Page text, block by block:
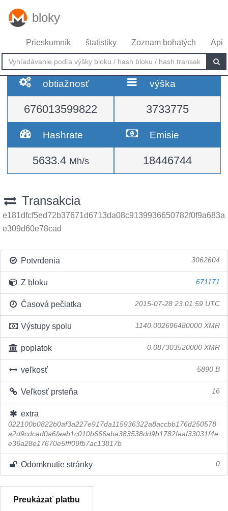
bloky
Prieskumník štatistiky Zoznam bohatých Api
obtiažnosť
676013599822
výška
3733775
Hashrate
5633.4 Mh/s
Emisie
18446744
Transakcia
e181dfcf5ed72b37671d6713da08c9139936650782f0f9a683a
e309d60e78cad
Potvrdenia 3062604
Z bloku 671171
Časová pečiatka 2015-07-28 23:01:59 UTC
Výstupy spolu 1140.002696480000 XMR
poplatok 0.087303520000 XMR
veľkosť 5890 B
Veľkosť prsteňa 16
extra
022100b0822b0af3a227e917da115936322a8accbb176d250578
a2d9cdcad0a6faab1c010b666aba383538dd9b1782faaf33031f4e
e36a28e17670e5fff09fb7ac13817b
Odomknutie stránky 0
Preukázať platbu